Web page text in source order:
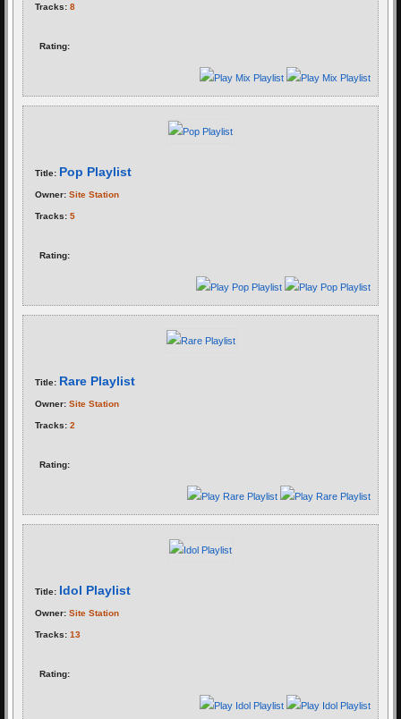
Tracks: 8
Rating:
Title: Pop Playlist
Owner: Site Station
Tracks: 5
Rating:
Title: Rare Playlist
Owner: Site Station
Tracks: 2
Rating:
Title: Idol Playlist
Owner: Site Station
Tracks: 13
Rating: